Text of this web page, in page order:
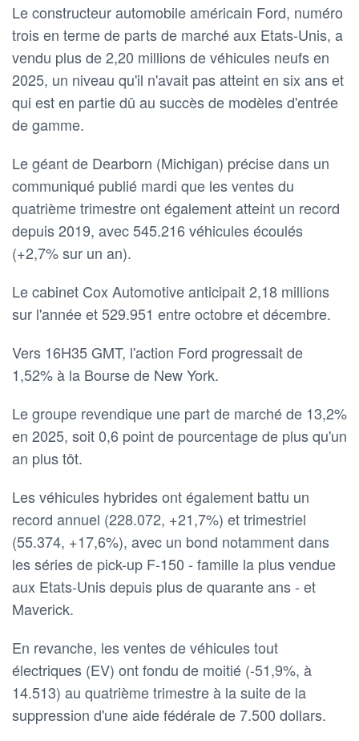
Le constructeur automobile américain Ford, numéro
trois en terme de parts de marché aux Etats-Unis, a
vendu plus de 2,20 millions de véhicules neufs en
2025, un niveau qu'il n'avait pas atteint en six ans et
qui est en partie dû au succès de modèles d'entrée
de gamme.
Le géant de Dearborn (Michigan) précise dans un
communiqué publié mardi que les ventes du
quatrième trimestre ont également atteint un record
depuis 2019, avec 545.216 véhicules écoulés
(+2,7% sur un an).
Le cabinet Cox Automotive anticipait 2,18 millions
sur l'année et 529.951 entre octobre et décembre.
Vers 16H35 GMT, l'action Ford progressait de
1,52% à la Bourse de New York.
Le groupe revendique une part de marché de 13,2%
en 2025, soit 0,6 point de pourcentage de plus qu'un
an plus tôt.
Les véhicules hybrides ont également battu un
record annuel (228.072, +21,7%) et trimestriel
(55.374, +17,6%), avec un bond notamment dans
les séries de pick-up F-150 - famille la plus vendue
aux Etats-Unis depuis plus de quarante ans - et
Maverick.
En revanche, les ventes de véhicules tout
électriques (EV) ont fondu de moitié (-51,9%, à
14.513) au quatrième trimestre à la suite de la
suppression d'une aide fédérale de 7.500 dollars.